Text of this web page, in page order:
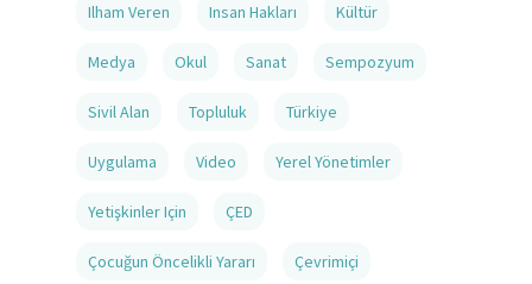
Ilham Veren Insan Hakları Kültür
Medya Okul Sanat Sempozyum
Sivil Alan Topluluk Türkiye
Uygulama Video Yerel Yönetimler
Yetişkinler Için ÇED
Çocuğun Öncelikli Yararı Çevrimiçi